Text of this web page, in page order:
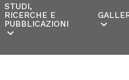
STUDI,
RICERCHE E
PUBBLICAZIONI